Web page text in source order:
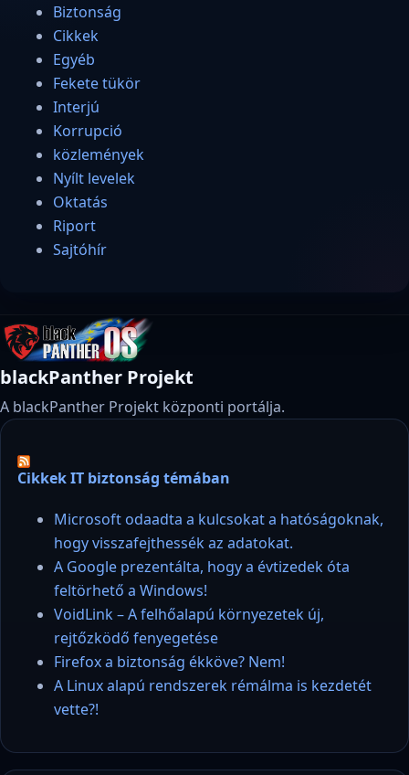
Biztonság
Cikkek
Egyéb
Fekete tükör
Interjú
Korrupció
közlemények
Nyílt levelek
Oktatás
Riport
Sajtóhír
blackPanther Projekt
A blackPanther Projekt központi portálja.
Cikkek IT biztonság témában
Microsoft odaadta a kulcsokat a hatóságoknak,
hogy visszafejthessék az adatokat.
A Google prezentálta, hogy a évtizedek óta
feltörhető a Windows!
VoidLink – A felhőalapú környezetek új,
rejtőzködő fenyegetése
Firefox a biztonság ékköve? Nem!
A Linux alapú rendszerek rémálma is kezdetét
vette?!